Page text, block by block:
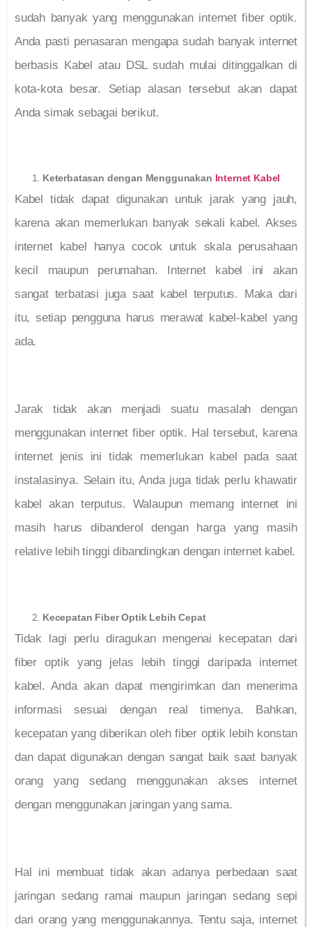
sudah banyak yang menggunakan internet fiber optik.
Anda pasti penasaran mengapa sudah banyak internet
berbasis Kabel atau DSL sudah mulai ditinggalkan di
kota-kota besar. Setiap alasan tersebut akan dapat
Anda simak sebagai berikut.
Keterbatasan dengan Menggunakan Internet Kabel
Kabel tidak dapat digunakan untuk jarak yang jauh,
karena akan memerlukan banyak sekali kabel. Akses
internet kabel hanya cocok untuk skala perusahaan
kecil maupun perumahan. Internet kabel ini akan
sangat terbatasi juga saat kabel terputus. Maka dari
itu, setiap pengguna harus merawat kabel-kabel yang
ada.
Jarak tidak akan menjadi suatu masalah dengan
menggunakan internet fiber optik. Hal tersebut, karena
internet jenis ini tidak memerlukan kabel pada saat
instalasinya. Selain itu, Anda juga tidak perlu khawatir
kabel akan terputus. Walaupun memang internet ini
masih harus dibanderol dengan harga yang masih
relative lebih tinggi dibandingkan dengan internet kabel.
Kecepatan Fiber Optik Lebih Cepat
Tidak lagi perlu diragukan mengenai kecepatan dari
fiber optik yang jelas lebih tinggi daripada internet
kabel. Anda akan dapat mengirimkan dan menerima
informasi sesuai dengan real timenya. Bahkan,
kecepatan yang diberikan oleh fiber optik lebih konstan
dan dapat digunakan dengan sangat baik saat banyak
orang yang sedang menggunakan akses internet
dengan menggunakan jaringan yang sama.
Hal ini membuat tidak akan adanya perbedaan saat
jaringan sedang ramai maupun jaringan sedang sepi
dari orang yang menggunakannya. Tentu saja, internet